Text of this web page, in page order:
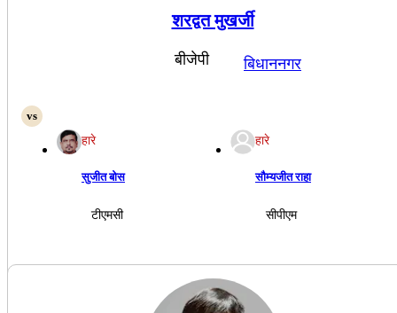
शरद्वत मुखर्जी
बीजेपी बिधाननगर
हारे
सुजीत बोस
टीएमसी
हारे
सौम्यजीत राहा
सीपीएम